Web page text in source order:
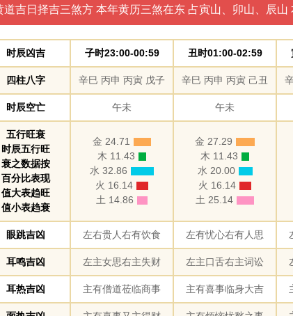
道吉日择吉三煞方 本年黄历三煞在东 占寅山、卯山、辰
时辰凶吉 子时23:00-00:59 丑时01:00-02:59
四柱八字 辛巳 丙申 丙寅 戊子 辛巳 丙申 丙寅 己丑
时辰空亡 午未 午未
五行旺衰
时辰五行旺
衰之数据按
百分比表现
值大表趋旺
值小表趋衰
金 24.71
木 11.43
水 32.86
火 16.14
土 14.86
金 27.29
木 11.43
水 20.00
火 16.14
土 25.14
眼跳吉凶 左右贵人右有饮食 左有忧心右有人思
耳鸣吉凶 左主女思右主失财 左主口舌右主词讼
耳热吉凶 主有僧道莅临商事 主有喜事临身大吉